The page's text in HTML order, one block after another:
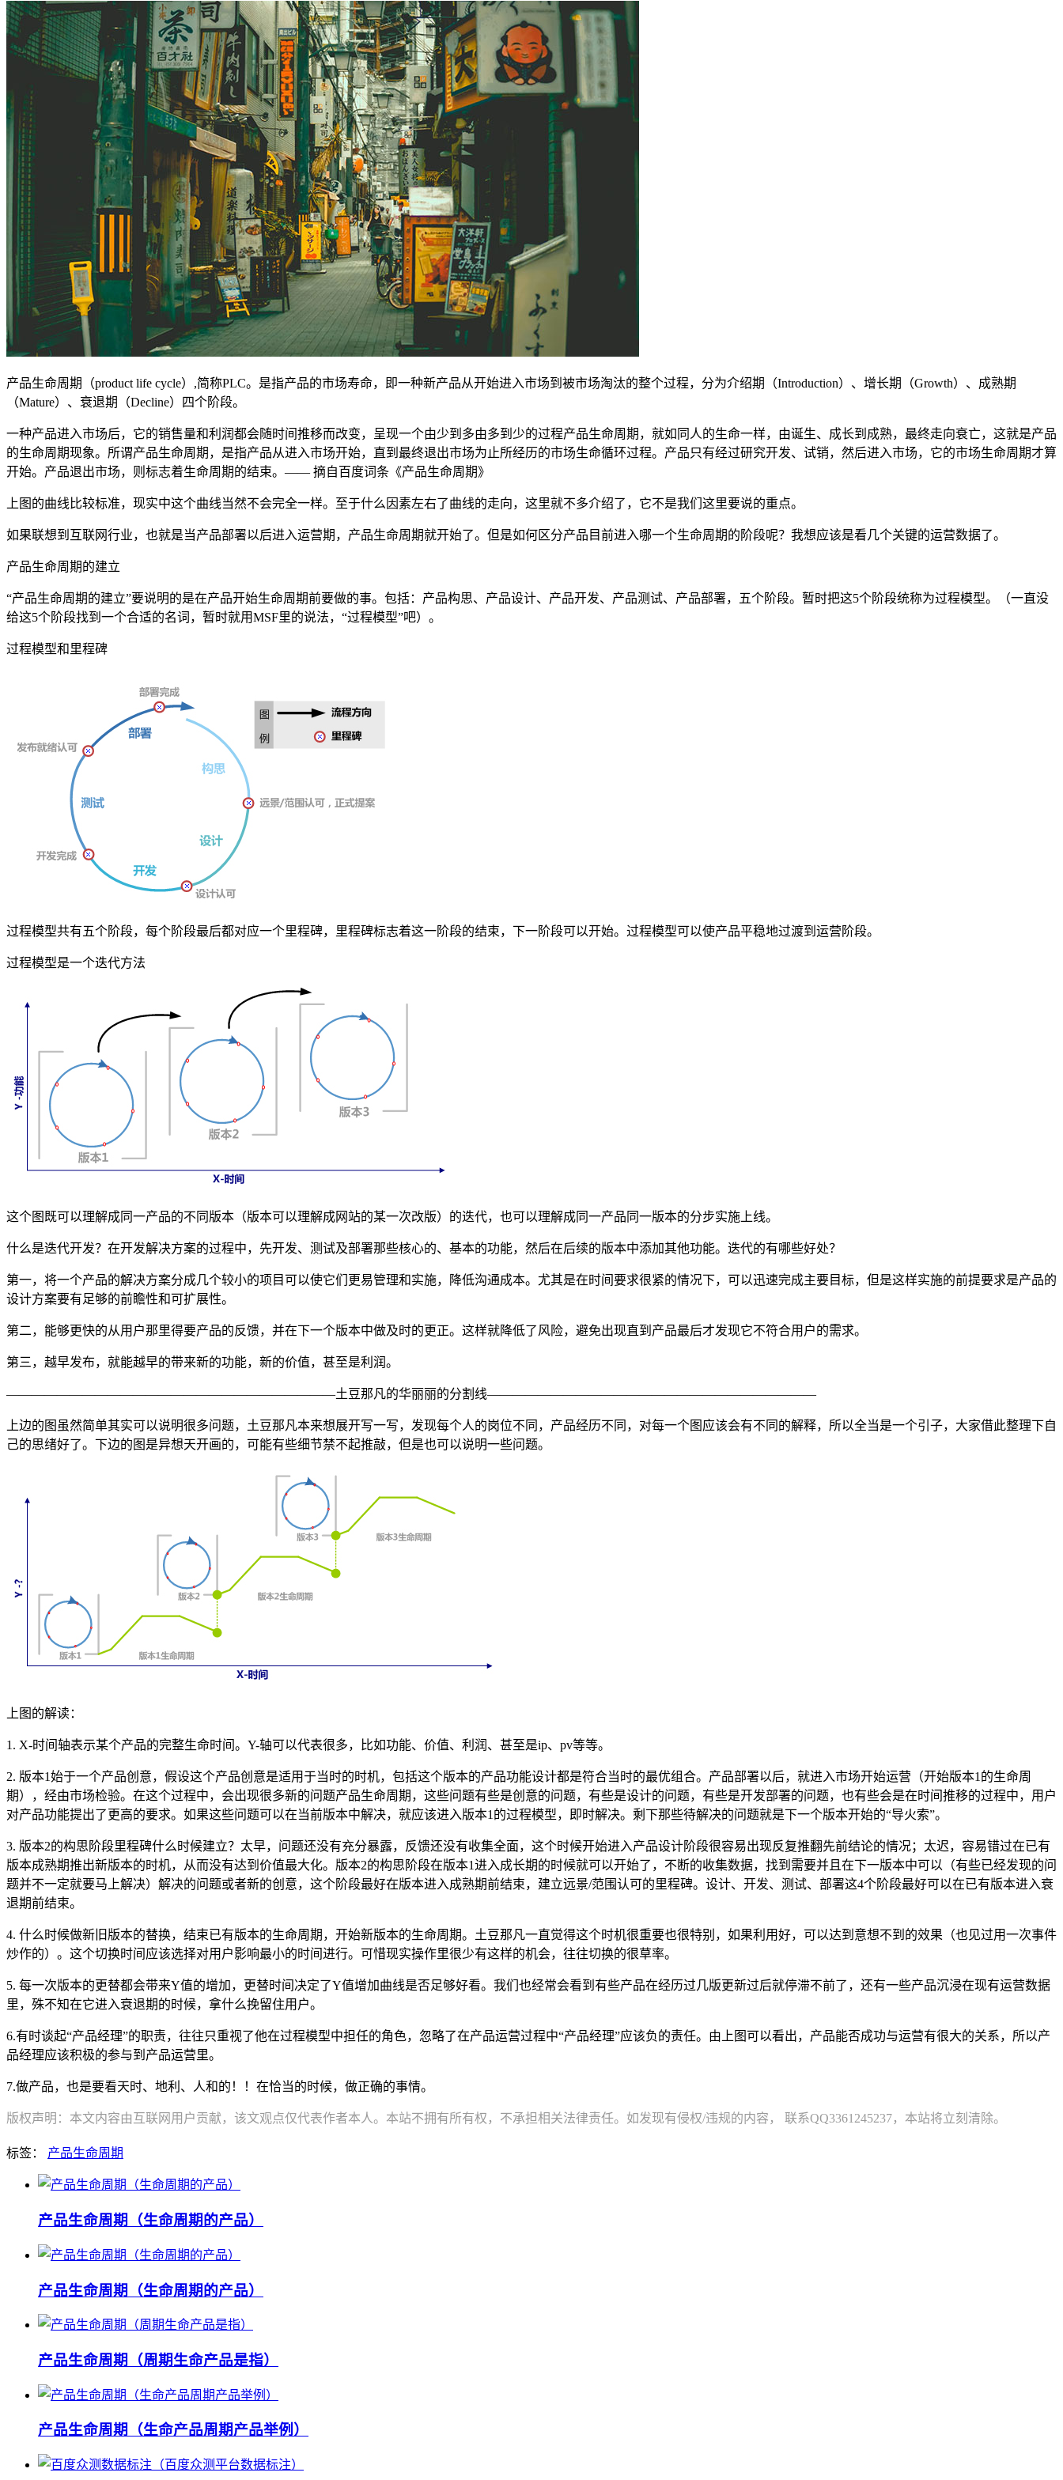
产品生命周期（product life cycle）,简称PLC。是指产品的市场寿命，即一种新产品从开始进入市场到被市场淘汰的整个过程，分为介绍期（Introduction）、增长期（Growth）、成熟期
（Mature）、衰退期（Decline）四个阶段。
一种产品进入市场后，它的销售量和利润都会随时间推移而改变，呈现一个由少到多由多到少的过程产品生命周期，就如同人的生命一样，由诞生、成长到成熟，最终走向衰亡，这就是产品
的生命周期现象。所谓产品生命周期，是指产品从进入市场开始，直到最终退出市场为止所经历的市场生命循环过程。产品只有经过研究开发、试销，然后进入市场，它的市场生命周期才算
开始。产品退出市场，则标志着生命周期的结束。—— 摘自百度词条《产品生命周期》
上图的曲线比较标准，现实中这个曲线当然不会完全一样。至于什么因素左右了曲线的走向，这里就不多介绍了，它不是我们这里要说的重点。
如果联想到互联网行业，也就是当产品部署以后进入运营期，产品生命周期就开始了。但是如何区分产品目前进入哪一个生命周期的阶段呢？我想应该是看几个关键的运营数据了。
产品生命周期的建立
“产品生命周期的建立”要说明的是在产品开始生命周期前要做的事。包括：产品构思、产品设计、产品开发、产品测试、产品部署，五个阶段。暂时把这5个阶段统称为过程模型。（一直没
给这5个阶段找到一个合适的名词，暂时就用MSF里的说法，“过程模型”吧）。
过程模型和里程碑
过程模型共有五个阶段，每个阶段最后都对应一个里程碑，里程碑标志着这一阶段的结束，下一阶段可以开始。过程模型可以使产品平稳地过渡到运营阶段。
过程模型是一个迭代方法
这个图既可以理解成同一产品的不同版本（版本可以理解成网站的某一次改版）的迭代，也可以理解成同一产品同一版本的分步实施上线。
什么是迭代开发？在开发解决方案的过程中，先开发、测试及部署那些核心的、基本的功能，然后在后续的版本中添加其他功能。迭代的有哪些好处？
第一，将一个产品的解决方案分成几个较小的项目可以使它们更易管理和实施，降低沟通成本。尤其是在时间要求很紧的情况下，可以迅速完成主要目标，但是这样实施的前提要求是产品的
设计方案要有足够的前瞻性和可扩展性。
第二，能够更快的从用户那里得要产品的反馈，并在下一个版本中做及时的更正。这样就降低了风险，避免出现直到产品最后才发现它不符合用户的需求。
第三，越早发布，就能越早的带来新的功能，新的价值，甚至是利润。
——————————————————————————土豆那凡的华丽丽的分割线——————————————————————————
上边的图虽然简单其实可以说明很多问题，土豆那凡本来想展开写一写，发现每个人的岗位不同，产品经历不同，对每一个图应该会有不同的解释，所以全当是一个引子，大家借此整理下自
己的思绪好了。下边的图是异想天开画的，可能有些细节禁不起推敲，但是也可以说明一些问题。
上图的解读：
1. X-时间轴表示某个产品的完整生命时间。Y-轴可以代表很多，比如功能、价值、利润、甚至是ip、pv等等。
2. 版本1始于一个产品创意，假设这个产品创意是适用于当时的时机，包括这个版本的产品功能设计都是符合当时的最优组合。产品部署以后，就进入市场开始运营（开始版本1的生命周
期），经由市场检验。在这个过程中，会出现很多新的问题产品生命周期，这些问题有些是创意的问题，有些是设计的问题，有些是开发部署的问题，也有些会是在时间推移的过程中，用户
对产品功能提出了更高的要求。如果这些问题可以在当前版本中解决，就应该进入版本1的过程模型，即时解决。剩下那些待解决的问题就是下一个版本开始的“导火索”。
3. 版本2的构思阶段里程碑什么时候建立？太早，问题还没有充分暴露，反馈还没有收集全面，这个时候开始进入产品设计阶段很容易出现反复推翻先前结论的情况；太迟，容易错过在已有
版本成熟期推出新版本的时机，从而没有达到价值最大化。版本2的构思阶段在版本1进入成长期的时候就可以开始了，不断的收集数据，找到需要并且在下一版本中可以（有些已经发现的问
题并不一定就要马上解决）解决的问题或者新的创意，这个阶段最好在版本进入成熟期前结束，建立远景/范围认可的里程碑。设计、开发、测试、部署这4个阶段最好可以在已有版本进入衰
退期前结束。
4. 什么时候做新旧版本的替换，结束已有版本的生命周期，开始新版本的生命周期。土豆那凡一直觉得这个时机很重要也很特别，如果利用好，可以达到意想不到的效果（也见过用一次事件
炒作的）。这个切换时间应该选择对用户影响最小的时间进行。可惜现实操作里很少有这样的机会，往往切换的很草率。
5. 每一次版本的更替都会带来Y值的增加，更替时间决定了Y值增加曲线是否足够好看。我们也经常会看到有些产品在经历过几版更新过后就停滞不前了，还有一些产品沉浸在现有运营数据
里，殊不知在它进入衰退期的时候，拿什么挽留住用户。
6.有时谈起“产品经理”的职责，往往只重视了他在过程模型中担任的角色，忽略了在产品运营过程中“产品经理”应该负的责任。由上图可以看出，产品能否成功与运营有很大的关系，所以产
品经理应该积极的参与到产品运营里。
7.做产品，也是要看天时、地利、人和的！！在恰当的时候，做正确的事情。
版权声明：本文内容由互联网用户贡献，该文观点仅代表作者本人。本站不拥有所有权，不承担相关法律责任。如发现有侵权/违规的内容， 联系QQ3361245237，本站将立刻清除。
标签： 产品生命周期
产品生命周期（生命周期的产品）
产品生命周期（生命周期的产品）
产品生命周期（周期生命产品是指）
产品生命周期（生命产品周期产品举例）